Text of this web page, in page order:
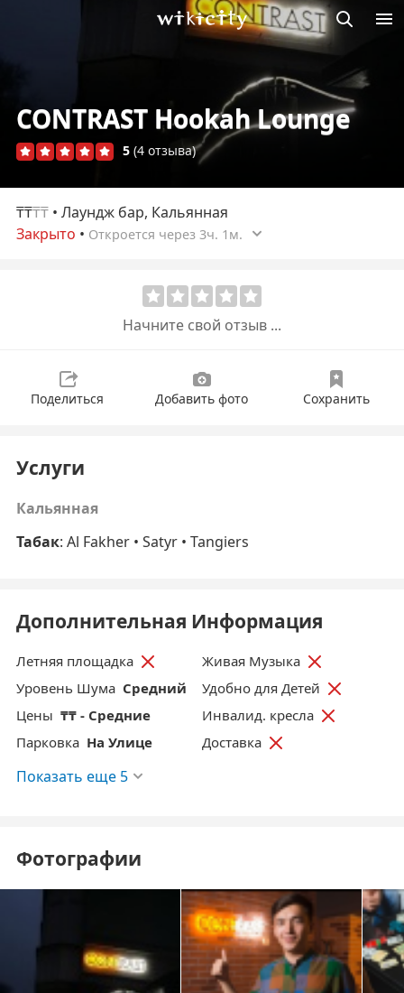
Викисити
CONTRAST Hookah Lounge
5 (4 отзыва)
₸₸₸₸ • Лаундж бар, Кальянная
Закрыто • Откроется через 3ч. 1м.
Начните свой отзыв ...
Поделиться Добавить фото Сохранить
Услуги
Кальянная
Табак: Al Fakher • Satyr • Tangiers
Дополнительная Информация
Летняя площадка
Живая Музыка
Уровень Шума Средний
Удобно для Детей
Цены ₸₸ - Средние
Инвалид. кресла
Парковка На Улице Доставка
Показать еще 5
Фотографии